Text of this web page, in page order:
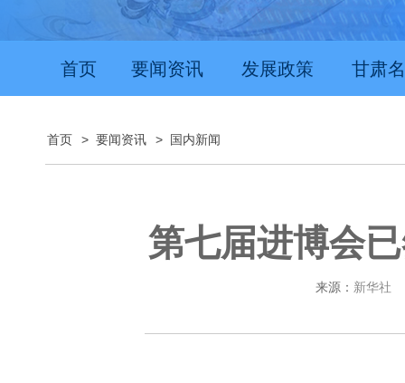
首页 要闻资讯 发展政策 甘肃
首页 > 要闻资讯 > 国内新闻
第七届进博会
来源： 新华社